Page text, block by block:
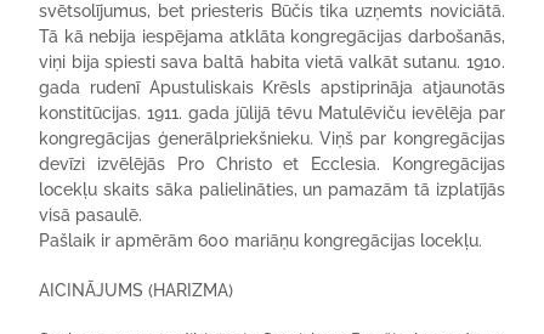
svētsolījumus, bet priesteris Būčis tika uzņemts noviciātā.
Tā kā nebija iespējama atklāta kongregācijas darbošanās,
viņi bija spiesti sava baltā habita vietā valkāt sutanu. 1910.
gada rudenī Apustuliskais Krēsls apstiprināja atjaunotās
konstitūcijas. 1911. gada jūlijā tēvu Matulēviču ievēlēja par
kongregācijas ģenerālpriekšnieku. Viņš par kongregācijas
devīzi izvēlējās Pro Christo et Ecclesia. Kongregācijas
locekļu skaits sāka palielināties, un pamazām tā izplatījās
visā pasaulē.
Pašlaik ir apmērām 600 mariāņu kongregācijas locekļu.
AICINĀJUMS (HARIZMA)